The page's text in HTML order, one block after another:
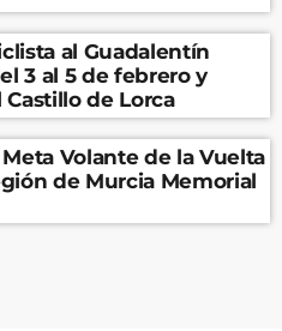
al Guadalentín
3 al 5 de febrero y
de Lorca
Volante de la Vuelta
de Murcia Memorial